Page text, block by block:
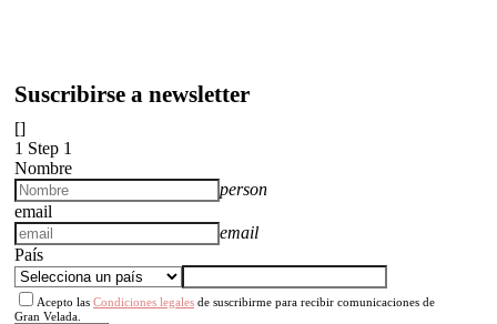
Suscribirse a newsletter
[]
1 Step 1
Nombre
person
email
email
País
Acepto las Condiciones legales de suscribirme para recibir comunicaciones de
Gran Velada.